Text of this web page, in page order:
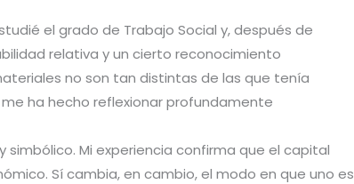
el grado de Trabajo Social y, después de
relativa y un cierto reconocimiento
no son tan distintas de las que tenía
ha hecho reflexionar profundamente
Mi experiencia confirma que el capital
Sí cambia, en cambio, el modo en que uno es